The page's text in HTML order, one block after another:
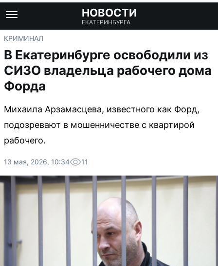
НОВОСТИ
ЕКАТЕРИНБУРГА
КРИМИНАЛ
В Екатеринбурге освободили из
СИЗО владельца рабочего дома
Форда
Михаила Арзамасцева, известного как Форд,
подозревают в мошенничестве с квартирой
рабочего.
13 мая, 2026, 10:34 11